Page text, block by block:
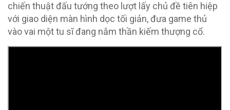
chiến thuật đấu tướng theo lượt lấy chủ đề tiên hiệp
với giao diện màn hình dọc tối giản, đưa game thủ
vào vai một tu sĩ đang nắm thần kiếm thượng cổ.